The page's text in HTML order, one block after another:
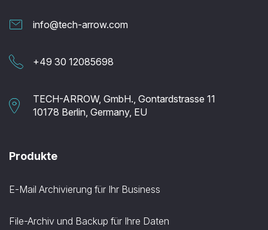
info@tech-arrow.com
+49 30 12085698
TECH-ARROW, GmbH., Gontardstrasse 11
10178 Berlin, Germany, EU
Produkte
E-Mail Archivierung für Ihr Business
File-Archiv und Backup für Ihre Daten